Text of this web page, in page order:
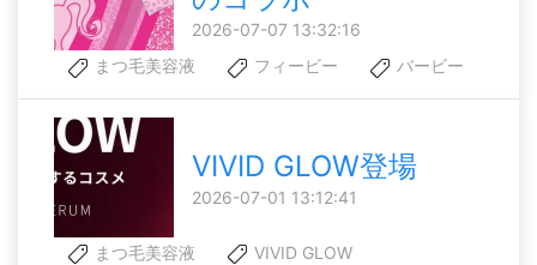
2026-07-07 13:32:16
まつ毛美容液
フィービー バービー
VIVID GLOW登場
2026-07-01 13:12:41
まつ毛美容液
VIVID GLOW